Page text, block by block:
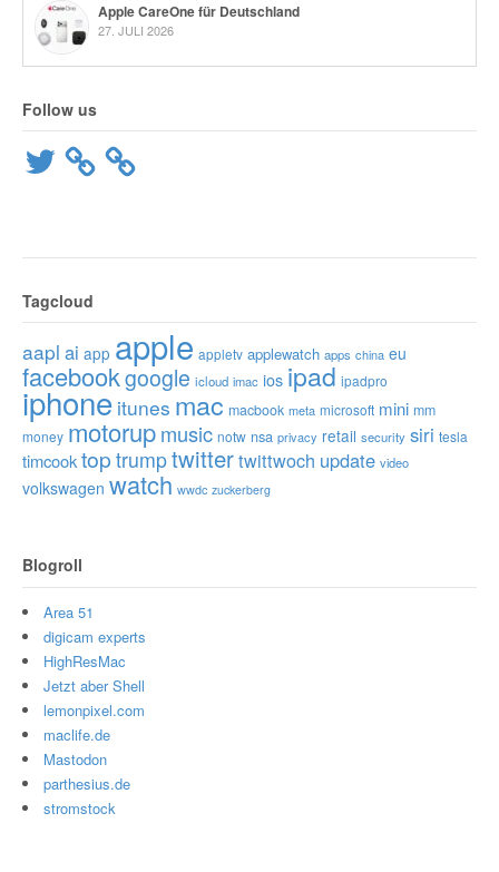
Apple CareOne für Deutschland
27. JULI 2026
Follow us
Twitter
Tagcloud
aapl ai app apple appletv applewatch apps china eu
facebookgoogle icloud imac ios ipad ipadpro
iphone itunes mac macbook meta microsoft mini mm
money motorupmusic notw nsa privacy retail security siri tesla
timcooktop trumptwittertwittwoch update video
volkswagen watch wwdc zuckerberg
Blogroll
Area 51
digicam experts
HighResMac
Jetzt aber Shell
lemonpixel.com
maclife.de
Mastodon
parthesius.de
stromstock